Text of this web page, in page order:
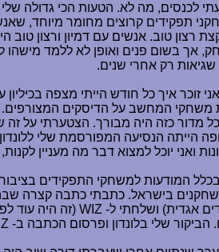
לכנסים, מה לא. הטעות הכי גדולה
קרוצים מחומר מיוחד,
טוב. אנשים עם דמיון ורצון טוב
בשום פנים ואופן לא ללמד מישהו
רק אחרי שנים.
זוכר איך כל חודש הייתי מצפה
משחקי המחשב על הדיסקים
כל מדור כזה היה מבורך. הצטערתי על
הנסיעה המפורסמת שלי
יוכל למצוא דבר מה מעניין
המודעות למשחקי התפקידים
בישראל. כתבתי כתבה קצרה
אגדית) ושלחתי ל- WIZ (זה היה עוד
שלי בלונדון ופרסום הכתבה ב-